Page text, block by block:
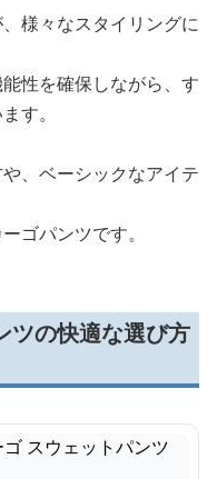
様々なスタイリングに
性を確保しながら、す
す。
、ベーシックなアイテ
ゴパンツです。
ツの快適な選び方